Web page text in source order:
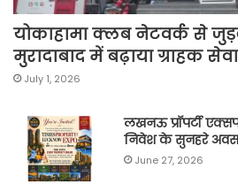
योकाहामा क्लब नेटवर्क से
मुरादाबाद में बढ़ाया ग्राहक
July 1, 2026
लखनऊ प्रॉपर्टी
निवेश के सुनहरे
June 27, 2026